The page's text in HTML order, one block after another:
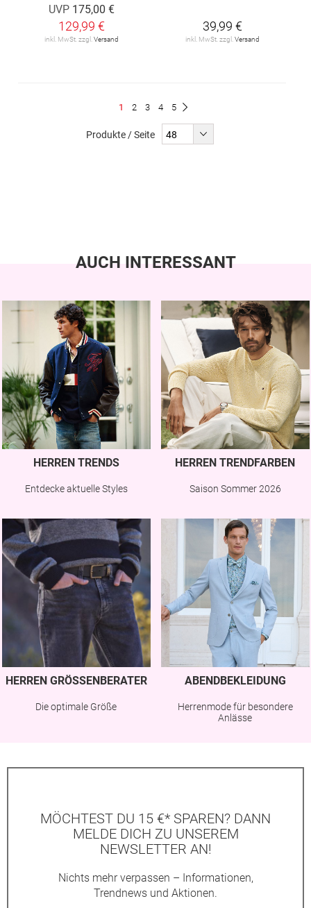
UVP 175,00 €
129,99 €
inkl. MwSt. zzgl. Versand
39,99 €
inkl. MwSt. zzgl. Versand
Du
1 Seite
2 Seite
3 Seite
4 Seite
5
Produkte / Seite
AUCH INTERESSANT
HERREN TRENDS
Entdecke aktuelle Styles
HERREN TRENDFARBEN
Saison Sommer 2026
HERREN GRÖSSENBERATER
Die optimale Größe
ABENDBEKLEIDUNG
Herrenmode für besondere
Anlässe
MÖCHTEST DU 15 €* SPAREN? DANN
MELDE DICH ZU UNSEREM
NEWSLETTER AN!
Nichts mehr verpassen – Informationen,
Trendnews und Aktionen.